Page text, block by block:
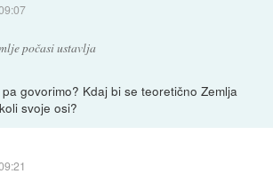
počasi ustavlja
govorimo? Kdaj bi se teoretično Zemlja
svoje osi?